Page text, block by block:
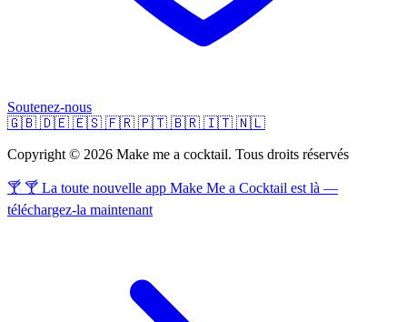
Soutenez-nous
🇬🇧 🇩🇪 🇪🇸 🇫🇷 🇵🇹 🇧🇷 🇮🇹 🇳🇱
Copyright © 2026 Make me a cocktail. Tous droits réservés
🍸 🍸 La toute nouvelle app Make Me a Cocktail est là —
téléchargez-la maintenant